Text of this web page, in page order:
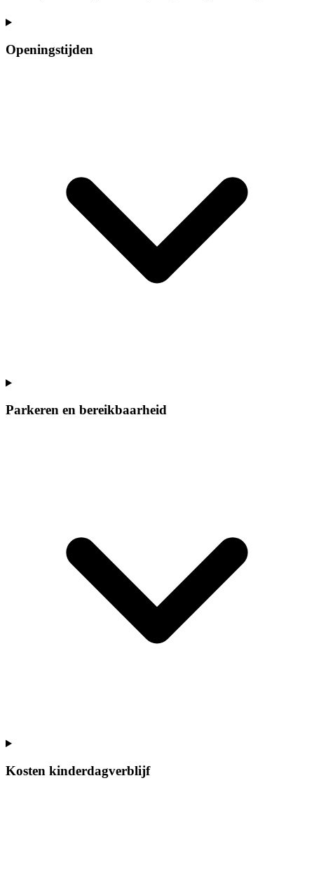
Openingstijden
Parkeren en bereikbaarheid
Kosten kinderdagverblijf